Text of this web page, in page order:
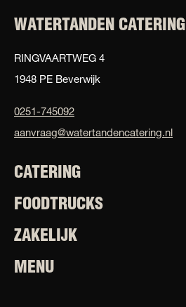
WATERTANDEN CATERING
RINGVAARTWEG 4
1948 PE Beverwijk
0251-745092
aanvraag@watertandencatering.nl
CATERING
FOODTRUCKS
ZAKELIJK
MENU